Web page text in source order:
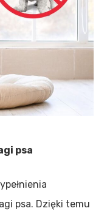
psa
psa. Dzięki temu